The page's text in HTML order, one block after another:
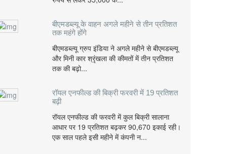
बीएमडब्ल्यू के वाहन अगले महीने से तीन प्रतिशत
तक महंगे होंगे
बीएमडब्ल्यू ग्रुप इंडिया ने अगले महीने से बीएमडब्ल्यू
और मिनी कार श्रृंखला की कीमतों में तीन प्रतिशत
तक की बढ़ो...
रॉयल एनफील्ड की बिक्री फरवरी में 19 प्रतिशत
बढ़ी
रॉयल एनफील्ड की फरवरी में कुल बिक्री सालाना
आधार पर 19 प्रतिशत बढ़कर 90,670 इकाई रही।
एक साल पहले इसी महीने में कंपनी न...